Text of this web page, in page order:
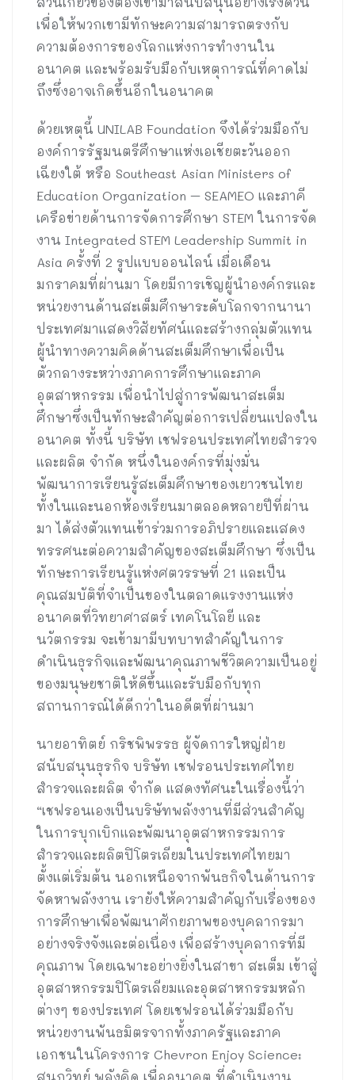
เพื่อให้พวกเขามีทักษะความสามารถตรงกับ
ความต้องการของโลกแห่งการทำงานใน
อนาคต และพร้อมรับมือกับเหตุการณ์ที่คาดไม่
ถึงซึ่งอาจเกิดขึ้นอีกในอนาคต
ด้วยเหตุนี้ UNILAB Foundation จึงได้ร่วมมือกับ
องค์การรัฐมนตรีศึกษาแห่งเอเชียตะวันออก
เฉียงใต้ หรือ Southeast Asian Ministers of
Education Organization – SEAMEO และภาคี
เครือข่ายด้านการจัดการศึกษา STEM ในการจัด
งาน Integrated STEM Leadership Summit in
Asia ครั้งที่ 2 รูปแบบออนไลน์ เมื่อเดือน
มกราคมที่ผ่านมา โดยมีการเชิญผู้นำองค์กรและ
หน่วยงานด้านสะเต็มศึกษาระดับโลกจากนานา
ประเทศมาแสดงวิสัยทัศน์และสร้างกลุ่มตัวแทน
ผู้นำทางความคิดด้านสะเต็มศึกษาเพื่อเป็น
ตัวกลางระหว่างภาคการศึกษาและภาค
อุตสาหกรรม เพื่อนำไปสู่การพัฒนาสะเต็ม
ศึกษาซึ่งเป็นทักษะสำคัญต่อการเปลี่ยนแปลงใน
อนาคต ทั้งนี้ บริษัท เชฟรอนประเทศไทยสำรวจ
และผลิต จำกัด หนึ่งในองค์กรที่มุ่งมั่น
พัฒนาการเรียนรู้สะเต็มศึกษาของเยาวชนไทย
ทั้งในและนอกห้องเรียนมาตลอดหลายปีที่ผ่าน
มา ได้ส่งตัวแทนเข้าร่วมการอภิปรายและแสดง
ทรรศนะต่อความสำคัญของสะเต็มศึกษา ซึ่งเป็น
ทักษะการเรียนรู้แห่งศตวรรษที่ 21 และเป็น
คุณสมบัติที่จำเป็นของในตลาดแรงงานแห่ง
อนาคตที่วิทยาศาสตร์ เทคโนโลยี และ
นวัตกรรม จะเข้ามามีบทบาทสำคัญในการ
ดำเนินธุรกิจและพัฒนาคุณภาพชีวิตความเป็นอยู่
ของมนุษยชาติให้ดีขึ้นและรับมือกับทุก
สถานการณ์ได้ดีกว่าในอดีตที่ผ่านมา
นายอาทิตย์ กริชพิพรรธ ผู้จัดการใหญ่ฝ่าย
สนับสนุนธุรกิจ บริษัท เชฟรอนประเทศไทย
สำรวจและผลิต จำกัด แสดงทัศนะในเรื่องนี้ว่า
“เชฟรอนเองเป็นบริษัทพลังงานที่มีส่วนสำคัญ
ในการบุกเบิกและพัฒนาอุตสาหกรรมการ
สำรวจและผลิตปิโตรเลียมในประเทศไทยมา
ตั้งแต่เริ่มต้น นอกเหนือจากพันธกิจในด้านการ
จัดหาพลังงาน เรายังให้ความสำคัญกับเรื่องของ
การศึกษาเพื่อพัฒนาศักยภาพของบุคลากรมา
อย่างจริงจังและต่อเนื่อง เพื่อสร้างบุคลากรที่มี
คุณภาพ โดยเฉพาะอย่างยิ่งในสาขา สะเต็ม เข้าสู่
อุตสาหกรรมปิโตรเลียมและอุตสาหกรรมหลัก
ต่างๆ ของประเทศ โดยเชฟรอนได้ร่วมมือกับ
หน่วยงานพันธมิตรจากทั้งภาครัฐและภาค
เอกชนในโครงการ Chevron Enjoy Science:
สนุกวิทย์ พลังคิด เพื่ออนาคต ที่ดำเนินงาน